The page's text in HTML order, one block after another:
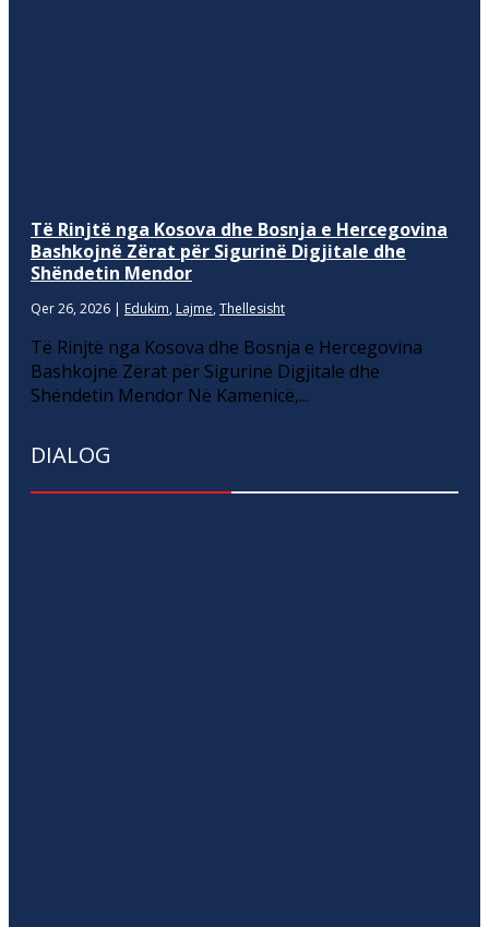
Të Rinjtë nga Kosova dhe Bosnja e Hercegovina
Bashkojnë Zërat për Sigurinë Digjitale dhe
Shëndetin Mendor
Qer 26, 2026 | Edukim, Lajme, Thellesisht
Të Rinjtë nga Kosova dhe Bosnja e Hercegovina
Bashkojnë Zërat për Sigurinë Digjitale dhe
Shëndetin Mendor Në Kamenicë,...
DIALOG